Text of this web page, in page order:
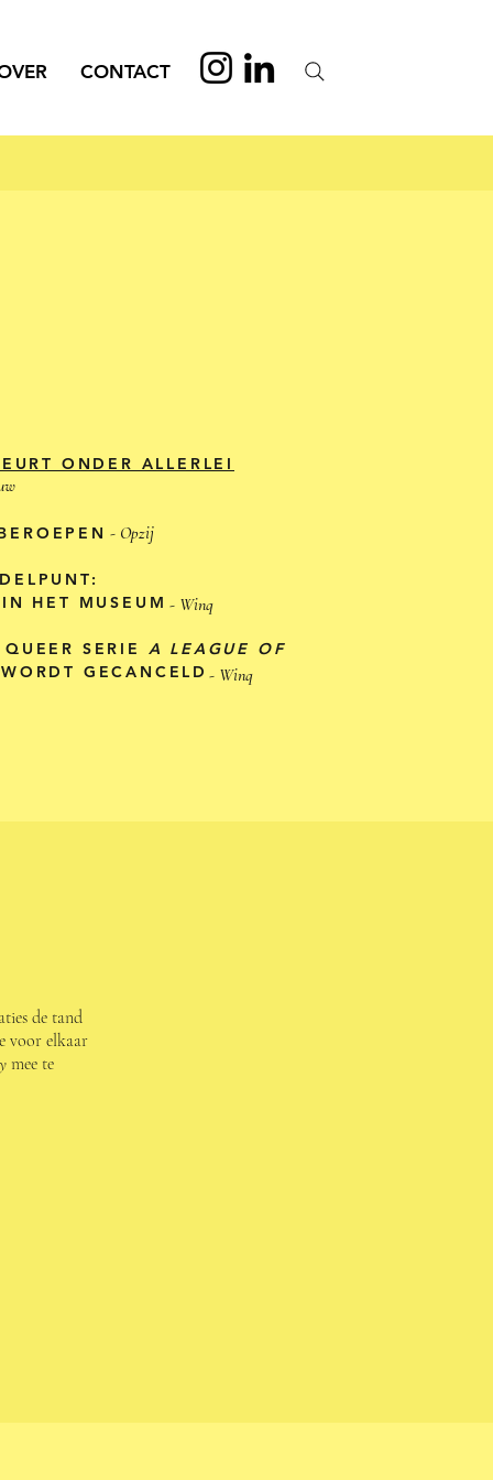
CONTACT
ONDER ALLERLEI
HET MUSEUM
SERIE A LEAGUE OF
GECANCELD
- Opzij
- Winq
- Winq
de tand
voor elkaar
mee te